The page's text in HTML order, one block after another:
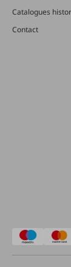
Catalogues
Contact